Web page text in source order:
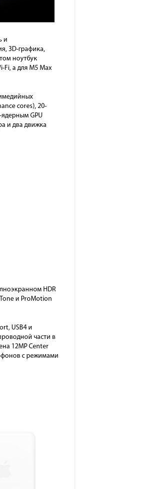
и
3D-графика,
ноутбук
Fi, а для M5 Max
cores), 20-
GPU
и два движка
HDR
и ProMotion
USB4 и
части в
12MP Center
с режимами